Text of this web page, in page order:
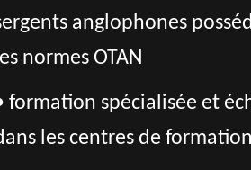
anglophones
normes OTAN
formation spécialisée et
les centres de